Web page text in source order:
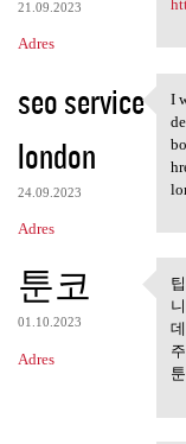
21.09.2023
Adres
seo service
london
24.09.2023
Adres
I
I
툰코
01.10.2023
Adres
팁